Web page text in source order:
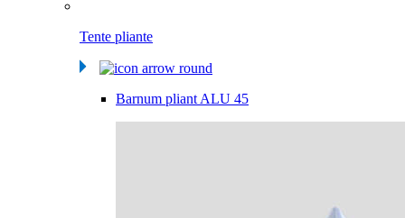
Tente pliante
Barnum pliant ALU 45